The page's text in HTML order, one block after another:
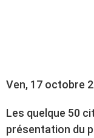
Ven, 17 octobre
Les quelque 50
présentation du